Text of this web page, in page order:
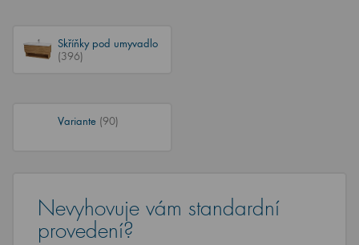
Skříňky pod umyvadlo
(396)
Variante (90)
Nevyhovuje vám standardní
provedení?